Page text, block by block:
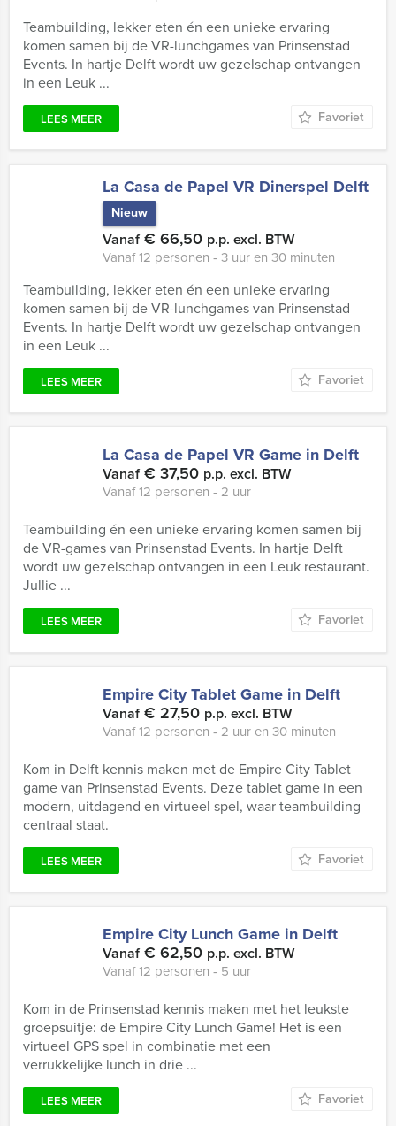
Teambuilding, lekker eten én een unieke ervaring
komen samen bij de VR-lunchgames van Prinsenstad
Events. In hartje Delft wordt uw gezelschap ontvangen
in een Leuk ...
LEES MEER Favoriet
La Casa de Papel VR Dinerspel Delft
Nieuw
Vanaf€ 66,50 p.p. excl. BTW
Vanaf 12 personen ‐ 3 uur en 30 minuten
Teambuilding, lekker eten én een unieke ervaring
komen samen bij de VR-lunchgames van Prinsenstad
Events. In hartje Delft wordt uw gezelschap ontvangen
in een Leuk ...
LEES MEER Favoriet
La Casa de Papel VR Game in Delft
Vanaf€ 37,50 p.p. excl. BTW
Vanaf 12 personen ‐ 2 uur
Teambuilding én een unieke ervaring komen samen bij
de VR-games van Prinsenstad Events. In hartje Delft
wordt uw gezelschap ontvangen in een Leuk restaurant.
Jullie ...
LEES MEER Favoriet
Empire City Tablet Game in Delft
Vanaf€ 27,50 p.p. excl. BTW
Vanaf 12 personen ‐ 2 uur en 30 minuten
Kom in Delft kennis maken met de Empire City Tablet
game van Prinsenstad Events. Deze tablet game in een
modern, uitdagend en virtueel spel, waar teambuilding
centraal staat.
LEES MEER Favoriet
Empire City Lunch Game in Delft
Vanaf€ 62,50 p.p. excl. BTW
Vanaf 12 personen ‐ 5 uur
Kom in de Prinsenstad kennis maken met het leukste
groepsuitje: de Empire City Lunch Game! Het is een
virtueel GPS spel in combinatie met een
verrukkelijke lunch in drie ...
LEES MEER Favoriet